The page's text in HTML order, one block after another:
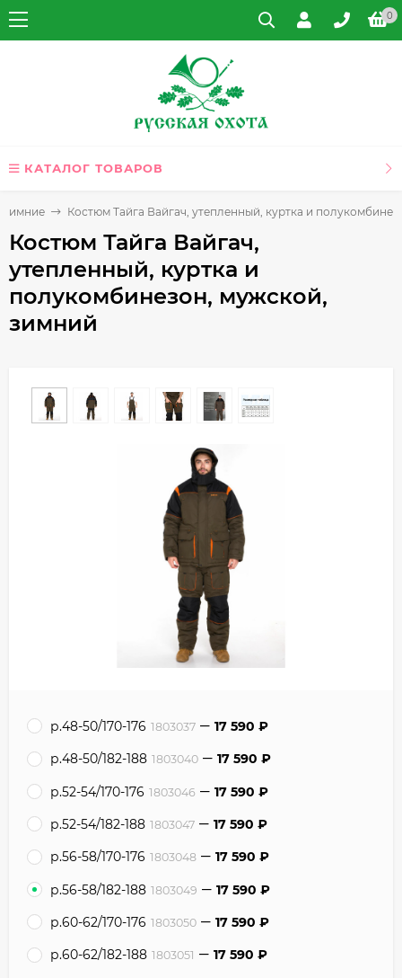
0
КАТАЛОГ ТОВАРОВ
зимние Костюм Тайга Вайгач, утепленный, куртка и
Костюм Тайга Вайгач,
утепленный, куртка и
полукомбинезон, мужской,
зимний
р.48-50/170-176 1803037 17 590 ₽
р.48-50/182-188 1803040 17 590 ₽
р.52-54/170-176 1803046 17 590 ₽
р.52-54/182-188 1803047 17 590 ₽
р.56-58/170-176 1803048 17 590 ₽
р.56-58/182-188 1803049 17 590 ₽
р.60-62/170-176 1803050 17 590 ₽
р.60-62/182-188 1803051 17 590 ₽